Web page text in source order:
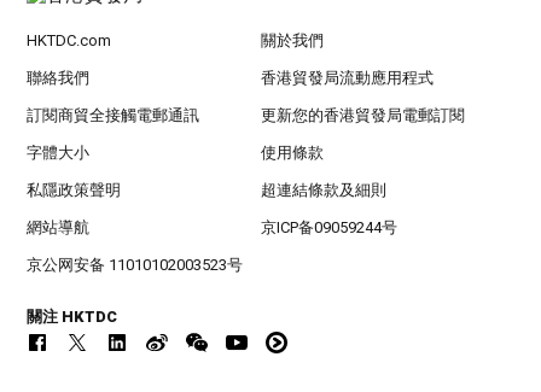
HKTDC.com 關於我們
聯絡我們 香港貿發局流動應用程式
訂閱商貿全接觸電郵通訊 更新您的香港貿發局電郵訂閱
字體大小 使用條款
私隱政策聲明 超連結條款及細則
網站導航 京ICP备09059244号
京公网安备 11010102003523号
關注 HKTDC